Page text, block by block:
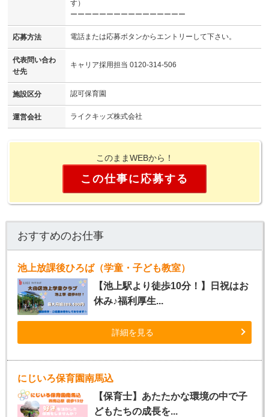
す）
ーーーーーーーーーーーーーーーー
応募方法 電話または応募ボタンからエントリーして下さい。
代表問い合わ
せ先
キャリア採用担当 0120-314-506
施設区分 認可保育園
運営会社 ライクキッズ株式会社
このままWEBから！
この仕事に応募する
おすすめのお仕事
池上放課後ひろば（学童・子ども教室）
【池上駅より徒歩10分！】日祝はお
休み♪福利厚生...
詳細を見る
にじいろ保育園南馬込
【保育士】あたたかな環境の中で子
どもたちの成長を...